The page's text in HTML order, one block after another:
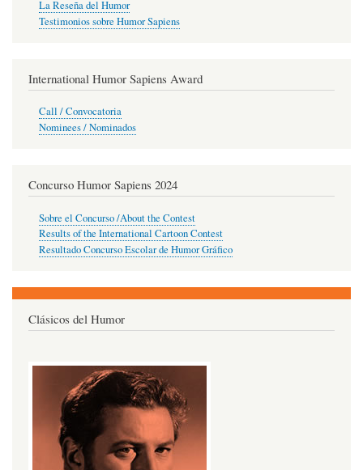
La Reseña del Humor
Testimonios sobre Humor Sapiens
International Humor Sapiens Award
Call / Convocatoria
Nominees / Nominados
Concurso Humor Sapiens 2024
Sobre el Concurso /About the Contest
Results of the International Cartoon Contest
Resultado Concurso Escolar de Humor Gráfico
Clásicos del Humor